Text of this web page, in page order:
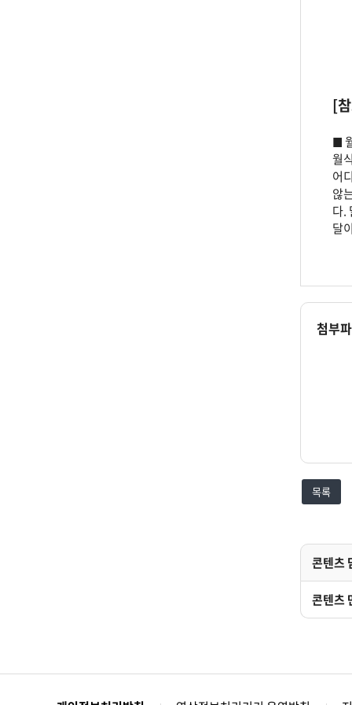
[
■
월
어
않
다.
달
첨부
목록
콘텐츠
콘텐츠